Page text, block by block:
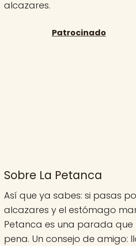
alcazares.
Sobre La Petanca
Así que ya sabes: si pasas
alcazares y el estómago
Petanca es una parada que
pena. Un consejo de amigo: